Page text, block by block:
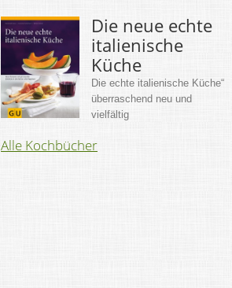
Die neue echte
italienische
Küche
Die echte italienische Küche“
überraschend neu und
vielfältig
Alle Kochbücher